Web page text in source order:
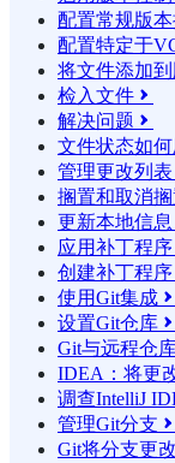
配置常规版本
配置特定于
将文件添加到
检入文件 
解决问题 
文件状态如
管理更改列表
搁置和取消
更新本地信息
应用补丁程序
创建补丁程序
使用Git集成 
设置Git仓库 
Git与远程仓
IDEA：将更
调查IntelliJ
管理Git分支 
Git将分支更